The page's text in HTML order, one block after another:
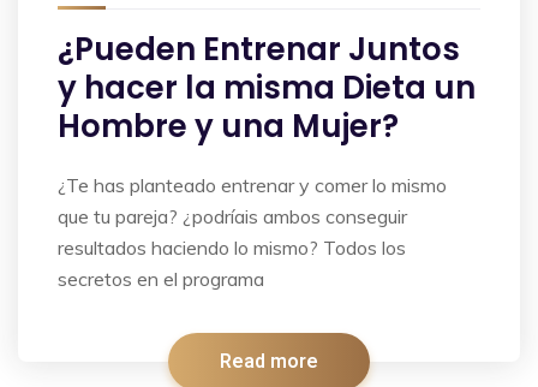
¿Pueden Entrenar Juntos
y hacer la misma Dieta un
Hombre y una Mujer?
¿Te has planteado entrenar y comer lo mismo
que tu pareja? ¿podríais ambos conseguir
resultados haciendo lo mismo? Todos los
secretos en el programa
Read more